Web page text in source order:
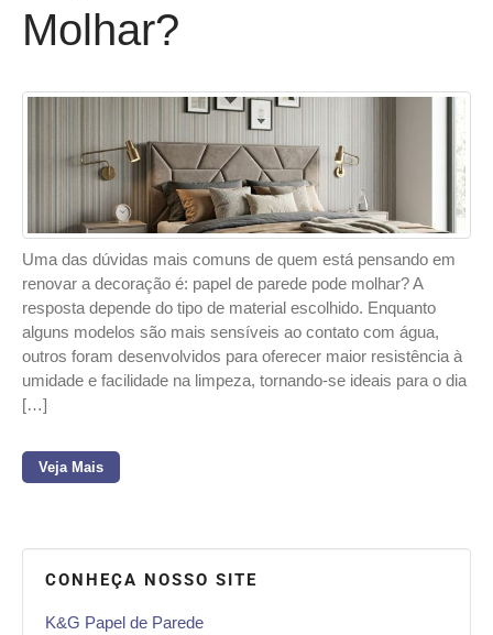
Molhar?
Uma das dúvidas mais comuns de quem está pensando em
renovar a decoração é: papel de parede pode molhar? A
resposta depende do tipo de material escolhido. Enquanto
alguns modelos são mais sensíveis ao contato com água,
outros foram desenvolvidos para oferecer maior resistência à
umidade e facilidade na limpeza, tornando-se ideais para o dia
[…]
Veja Mais
CONHEÇA NOSSO SITE
K&G Papel de Parede